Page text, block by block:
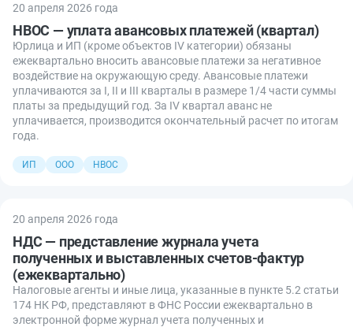
20 апреля 2026 года
НВОС — уплата авансовых платежей (квартал)
Юрлица и ИП (кроме объектов IV категории) обязаны
ежеквартально вносить авансовые платежи за негативное
воздействие на окружающую среду. Авансовые платежи
уплачиваются за I, II и III кварталы в размере 1/4 части суммы
платы за предыдущий год. За IV квартал аванс не
уплачивается, производится окончательный расчет по итогам
года.
ИП ООО НВОС
20 апреля 2026 года
НДС — представление журнала учета
полученных и выставленных счетов-фактур
(ежеквартально)
Налоговые агенты и иные лица, указанные в пункте 5.2 статьи
174 НК РФ, представляют в ФНС России ежеквартально в
электронной форме журнал учета полученных и